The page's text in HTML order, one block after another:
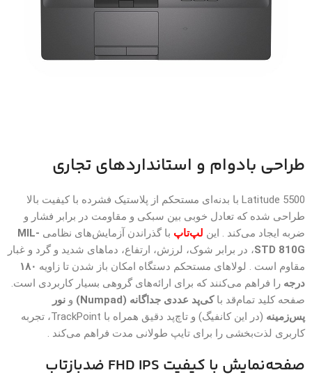
طراحی بادوام و استانداردهای تجاری
Latitude 5500 با بدنه‌ای مستحکم از پلاستیک فشرده با کیفیت بالا
طراحی شده که تعادل خوبی بین سبکی و مقاومت در برابر فشار و
ضربه ایجاد می‌کند . این لپ‌تاپ با گذراندن آزمایش‌های نظامی MIL-
STD 810G، در برابر شوک، لرزش، ارتفاع، دماهای شدید و گرد و غبار
مقاوم است . لولاهای مستحکم دستگاه امکان باز شدن تا زاویه ۱۸۰
درجه را فراهم می‌کنند که برای ارائه‌های گروهی بسیار کاربردی است.
صفحه کلید تمام‌قد باکی‌پد عددی جداگانه (Numpad) و نور
پس‌زمینه
(در این کانفیگ) و تاچ‌پد دقیق همراه با TrackPoint، تجربه
کاربری لذت‌بخشی را برای تایپ طولانی مدت فراهم می‌کند .
صفحه‌نمایش با کیفیت FHD IPS ضدبازتاب